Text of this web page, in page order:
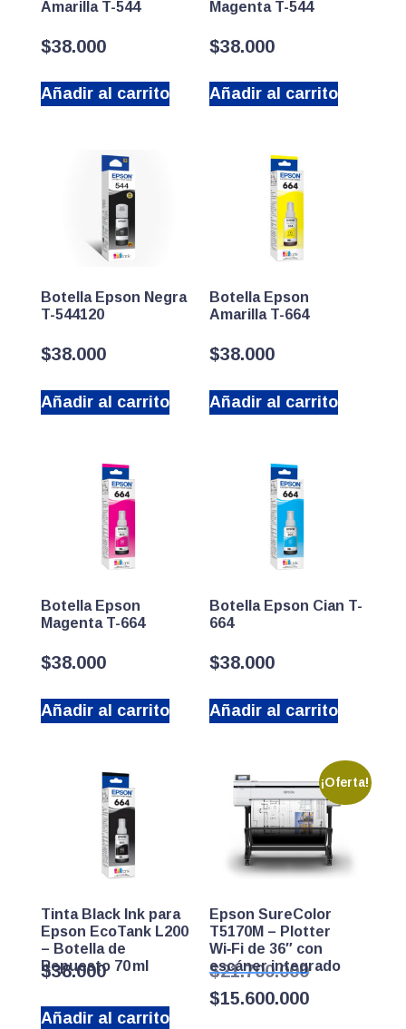
Amarilla T-544
$38.000
Añadir al carrito
Magenta T-544
$38.000
Añadir al carrito
Botella Epson Negra
T-544120
$38.000
Añadir al carrito
Botella Epson
Amarilla T-664
$38.000
Añadir al carrito
Botella Epson
Magenta T-664
$38.000
Añadir al carrito
Botella Epson Cian T-
664
$38.000
Añadir al carrito
Tinta Black Ink para
Epson EcoTank L200
– Botella de
Repuesto 70 ml
$38.000
Añadir al carrito
¡Oferta!
Epson SureColor
T5170M – Plotter
Wi‑Fi de 36″ con
escáner integrado
$21.700.000El
original
$15.600.000El